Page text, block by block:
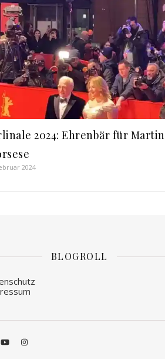
2024: Ehrenbär für Martin
2024
BLOGROLL